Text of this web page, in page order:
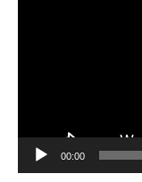
00:00